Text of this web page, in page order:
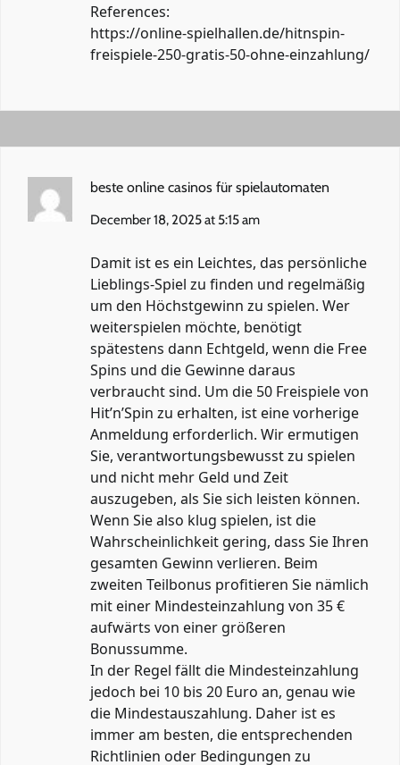
References:
https://online-spielhallen.de/hitnspin-
freispiele-250-gratis-50-ohne-einzahlung/
beste online casinos für spielautomaten
December 18, 2025 at 5:15 am
Damit ist es ein Leichtes, das persönliche
Lieblings-Spiel zu finden und regelmäßig
um den Höchstgewinn zu spielen. Wer
weiterspielen möchte, benötigt
spätestens dann Echtgeld, wenn die Free
Spins und die Gewinne daraus
verbraucht sind. Um die 50 Freispiele von
Hit’n’Spin zu erhalten, ist eine vorherige
Anmeldung erforderlich. Wir ermutigen
Sie, verantwortungsbewusst zu spielen
und nicht mehr Geld und Zeit
auszugeben, als Sie sich leisten können.
Wenn Sie also klug spielen, ist die
Wahrscheinlichkeit gering, dass Sie Ihren
gesamten Gewinn verlieren. Beim
zweiten Teilbonus profitieren Sie nämlich
mit einer Mindesteinzahlung von 35 €
aufwärts von einer größeren
Bonussumme.
In der Regel fällt die Mindesteinzahlung
jedoch bei 10 bis 20 Euro an, genau wie
die Mindestauszahlung. Daher ist es
immer am besten, die entsprechenden
Richtlinien oder Bedingungen zu